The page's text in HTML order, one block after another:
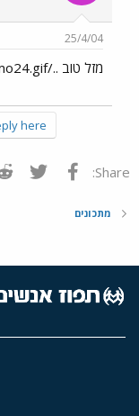
25/4/04
מזל טוב ../images/Emo24.gif
here.
Share: פייסבוק
מתכונים